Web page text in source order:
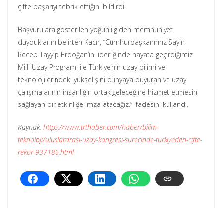
çifte başarıyı tebrik ettiğini bildirdi.
Başvurulara gösterilen yoğun ilgiden memnuniyet
duyduklarını belirten Kacır, “Cumhurbaşkanımız Sayın
Recep Tayyip Erdoğan’ın liderliğinde hayata geçirdiğimiz
Milli Uzay Programı ile Türkiye’nin uzay bilimi ve
teknolojilerindeki yükselişini dünyaya duyuran ve uzay
çalışmalarının insanlığın ortak geleceğine hizmet etmesini
sağlayan bir etkinliğe imza atacağız.” ifadesini kullandı.
Kaynak: https://www.trthaber.com/haber/bilim-
teknoloji/uluslararasi-uzay-kongresi-surecinde-turkiyeden-cifte-
rekor-937186.html